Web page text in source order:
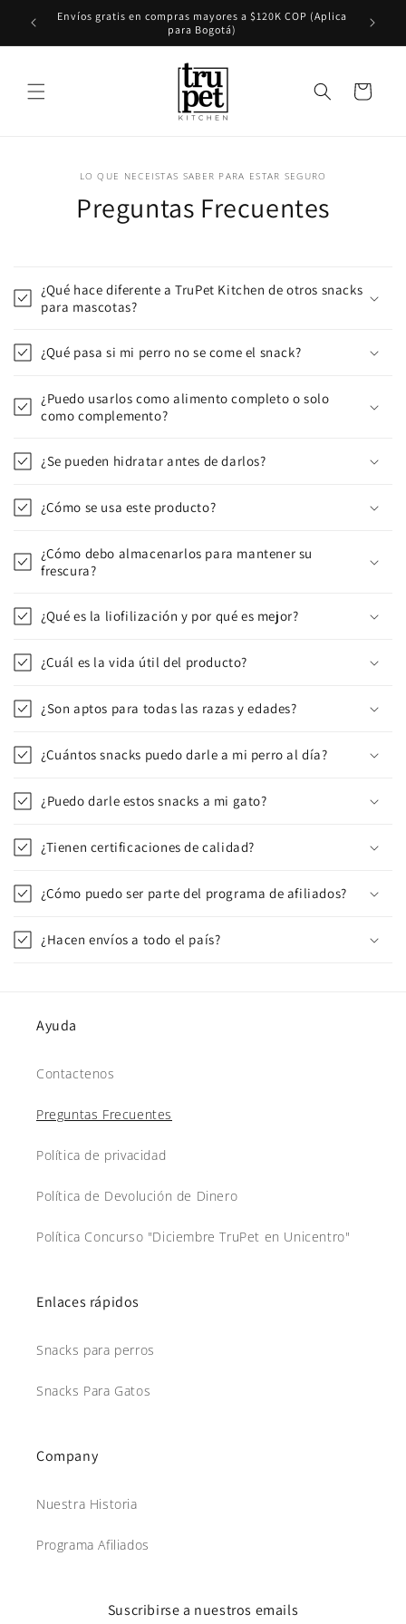
directamenteEnvíos gratis en compras mayores a $120K COP (Aplica
para Bogotá)
Carrito
LO QUE NECEISTAS SABER PARA ESTAR SEGURO
Preguntas Frecuentes
¿Qué hace diferente a TruPet Kitchen de otros snacks
para mascotas?
¿Qué pasa si mi perro no se come el snack?
¿Puedo usarlos como alimento completo o solo
como complemento?
¿Se pueden hidratar antes de darlos?
¿Cómo se usa este producto?
¿Cómo debo almacenarlos para mantener su
frescura?
¿Qué es la liofilización y por qué es mejor?
¿Cuál es la vida útil del producto?
¿Son aptos para todas las razas y edades?
¿Cuántos snacks puedo darle a mi perro al día?
¿Puedo darle estos snacks a mi gato?
¿Tienen certificaciones de calidad?
¿Cómo puedo ser parte del programa de afiliados?
¿Hacen envíos a todo el país?
Ayuda
Contactenos
Preguntas Frecuentes
Política de privacidad
Política de Devolución de Dinero
Política Concurso "Diciembre TruPet en Unicentro"
Enlaces rápidos
Snacks para perros
Snacks Para Gatos
Company
Nuestra Historia
Programa Afiliados
Suscribirse a nuestros emails